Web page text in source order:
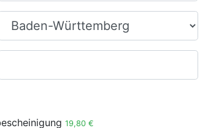
19,80 €